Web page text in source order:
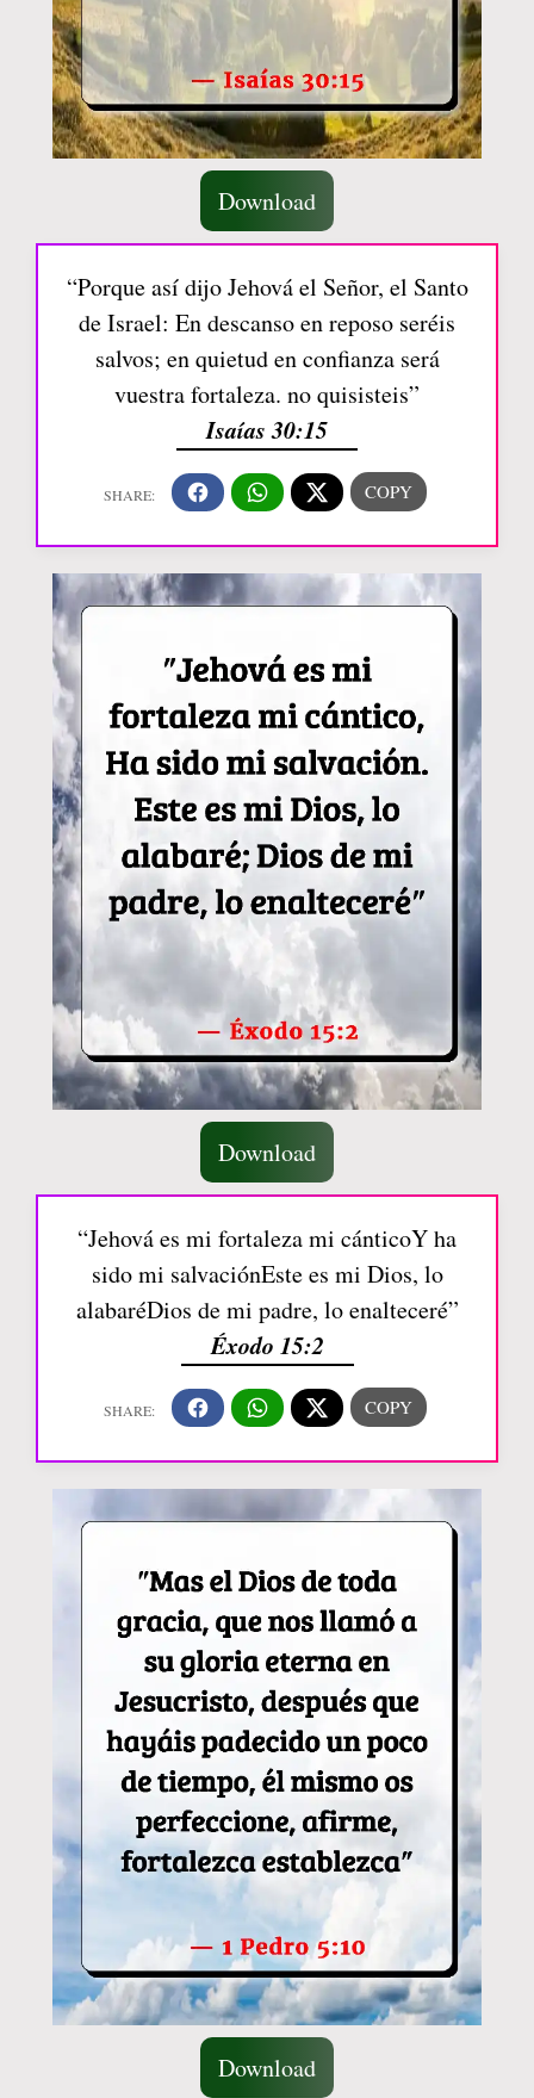
Download
“Porque así dijo Jehová el Señor, el Santo
de Israel: En descanso en reposo seréis
salvos; en quietud en confianza será
vuestra fortaleza. no quisisteis”
Isaías 30:15
Download
“Jehová es mi fortaleza mi cánticoY ha
sido mi salvaciónEste es mi Dios, lo
alabaréDios de mi padre, lo enalteceré”
Éxodo 15:2
Download